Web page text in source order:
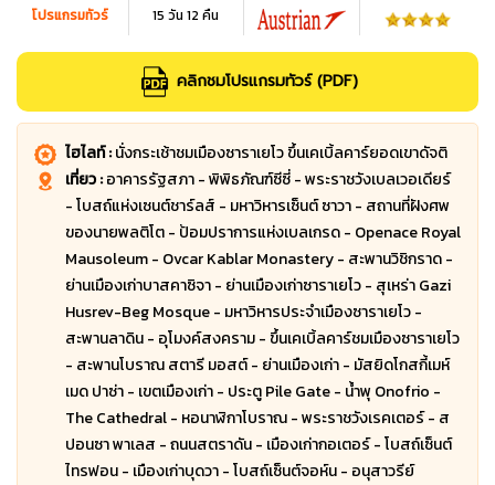
โปรแกรมทัวร์ 15 วัน 12 คืน
คลิกชมโปรแกรมทัวร์ (PDF)
ไฮไลท์ :นั่งกระเช้าชมเมืองซาราเยโว ขึ้นเคเบิ้ลคาร์ยอดเขาดัจติ
เที่ยว :อาคารรัฐสภา - พิพิธภัณฑ์ซีซี่ - พระราชวังเบลเวอเดียร์
- โบสถ์แห่งเซนต์ชาร์ลส์ - มหาวิหารเซ็นต์ ซาวา - สถานที่ฝังศพ
ของนายพลติโต - ป้อมปราการแห่งเบลเกรด - Openace Royal
Mausoleum - Ovcar Kablar Monastery - สะพานวิชิกราด -
ย่านเมืองเก่าบาสคาซิจา - ย่านเมืองเก่าซาราเยโว - สุเหร่า Gazi
Husrev-Beg Mosque - มหาวิหารประจำเมืองซาราเยโว -
สะพานลาดิน - อุโมงค์สงคราม - ขึ้นเคเบิ้ลคาร์ชมเมืองซาราเยโว
- สะพานโบราณ สตารี มอสต์ - ย่านเมืองเก่า - มัสยิดโกสกี้เมห์
เมด ปาซ่า - เขตเมืองเก่า - ประตู Pile Gate - น้ำพุ Onofrio -
The Cathedral - หอนาฬิกาโบราณ - พระราชวังเรคเตอร์ - ส
ปอนซา พาเลส - ถนนสตราดัน - เมืองเก่ากอเตอร์ - โบสถ์เซ็นต์
ไทรฟอน - เมืองเก่าบุดวา - โบสถ์เซ็นต์จอห์น - อนุสาวรีย์